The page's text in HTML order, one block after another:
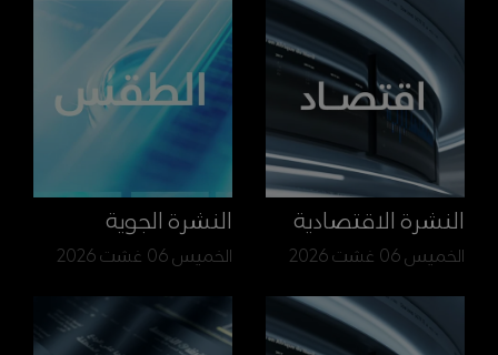
النشرة الاقتصادية
الخميس 06 غشت 2026
النشرة الجوية
الخميس 06 غشت 2026